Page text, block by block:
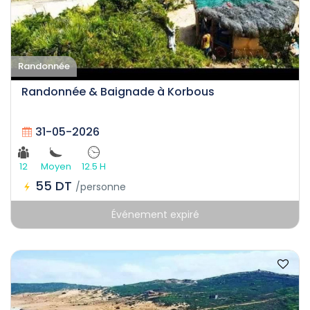
Randonnée
Randonnée & Baignade à Korbous
31-05-2026
12 Moyen 12.5 H
55 DT /personne
Événement expiré